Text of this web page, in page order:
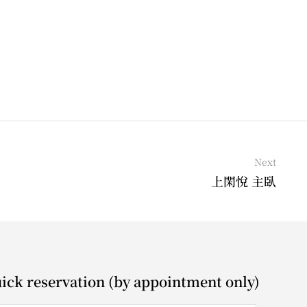
Next
上閑悅 主臥
reservation (by appointment only)